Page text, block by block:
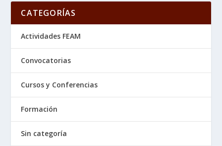
CATEGORÍAS
Actividades FEAM
Convocatorias
Cursos y Conferencias
Formación
Sin categoría